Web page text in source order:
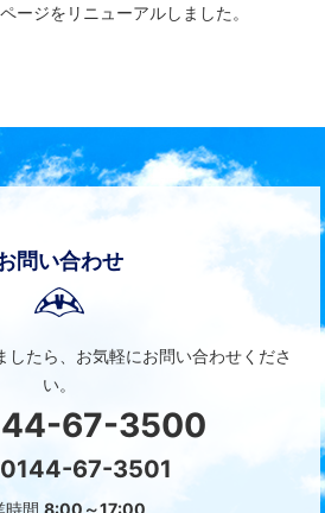
ージをリニューアルしました。
問い合わせ
たら、 お気軽にお問い合わせくださ
い。
67-3500
0144-67-3501